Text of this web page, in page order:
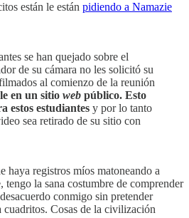
están le están pidiendo a Namazie
se han quejado sobre el
de su cámara no les solicitó su
al comienzo de la reunión
en un sitio web público. Esto
estos estudiantes y por lo tanto
sea retirado de su sitio con
haya registros míos matoneando a
la sana costumbre de comprender
conmigo sin pretender
cuadritos. Cosas de la civilización